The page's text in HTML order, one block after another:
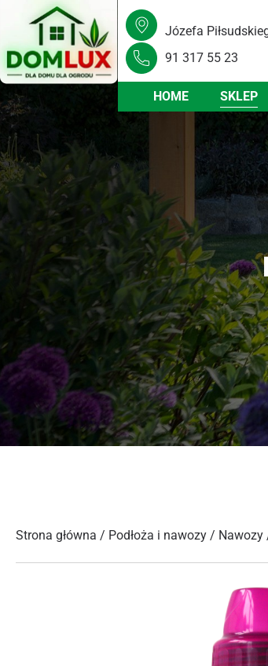
Józefa
91 317 55 23
HOME SKLEP
Strona główna / Podłoża i nawozy / Nawozy